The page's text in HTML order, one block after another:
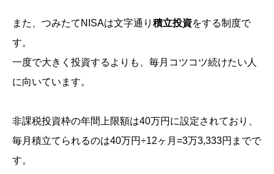
また、つみたてNISAは文字通り 積立投資をする制度で
す。
一度で大きく投資するよりも、毎月コツコツ続けたい人
に向いています。
非課税投資枠の年間上限額は40万円に設定されており、
毎月積立てられるのは40万円÷12ヶ月=3万3,333円までで
す。